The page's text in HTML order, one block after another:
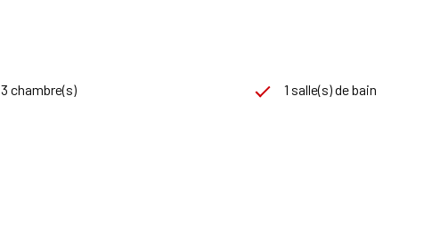
3 chambre(s) 1 salle(s) de bain